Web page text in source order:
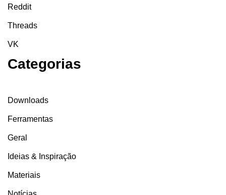
Reddit
Threads
VK
Categorias
Downloads
Ferramentas
Geral
Ideias & Inspiração
Materiais